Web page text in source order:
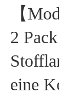
【
2
eine